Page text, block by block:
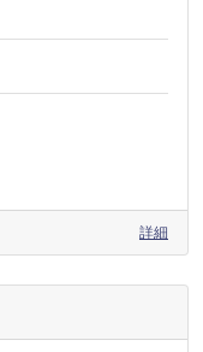
詳細